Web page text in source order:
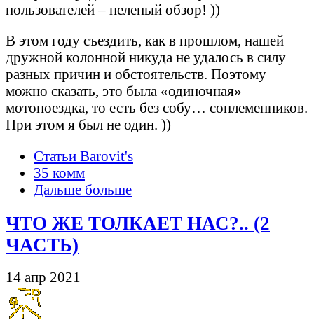
пользователей – нелепый обзор! ))
В этом году съездить, как в прошлом, нашей
дружной колонной никуда не удалось в силу
разных причин и обстоятельств. Поэтому
можно сказать, это была «одиночная»
мотопоездка, то есть без собу… соплеменников.
При этом я был не один. ))
Статьи Barovit's
35 комм
Дальше больше
ЧТО ЖЕ ТОЛКАЕТ НАС?.. (2
ЧАСТЬ)
14 апр 2021